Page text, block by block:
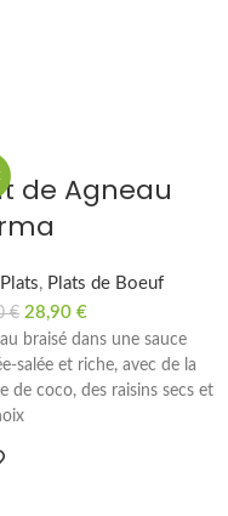
de Agneau
, Plats de Boeuf
€ 28,90 €
braisé dans une sauce
salée et riche, avec de la
de coco, des raisins secs et